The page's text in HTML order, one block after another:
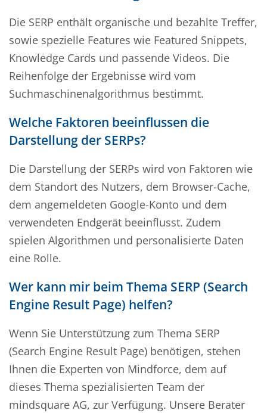
Die SERP enthält organische und bezahlte Treffer,
sowie spezielle Features wie Featured Snippets,
Knowledge Cards und passende Videos. Die
Reihenfolge der Ergebnisse wird vom
Suchmaschinenalgorithmus bestimmt.
Welche Faktoren beeinflussen die
Darstellung der SERPs?
Die Darstellung der SERPs wird von Faktoren wie
dem Standort des Nutzers, dem Browser-Cache,
dem angemeldeten Google-Konto und dem
verwendeten Endgerät beeinflusst. Zudem
spielen Algorithmen und personalisierte Daten
eine Rolle.
Wer kann mir beim Thema SERP (Search
Engine Result Page) helfen?
Wenn Sie Unterstützung zum Thema SERP
(Search Engine Result Page) benötigen, stehen
Ihnen die Experten von Mindforce, dem auf
dieses Thema spezialisierten Team der
mindsquare AG, zur Verfügung. Unsere Berater